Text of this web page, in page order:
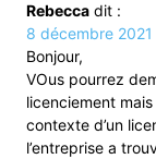
Rebecca dit :
8 décembre 2021
Bonjour,
VOus pourrez
licenciement
contexte d’un
l’entreprise a